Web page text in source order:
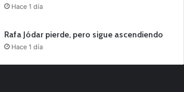
Hace 1 día
Rafa Jódar pierde, pero sigue ascendiendo
Hace 1 día